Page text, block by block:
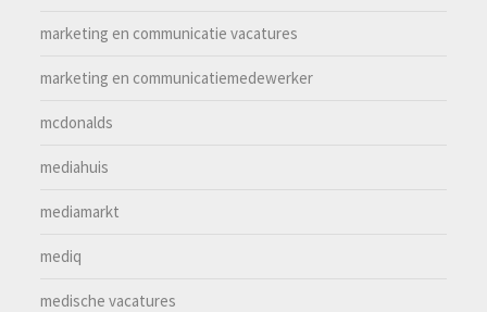
marketing en communicatie vacatures
marketing en communicatiemedewerker
mcdonalds
mediahuis
mediamarkt
mediq
medische vacatures